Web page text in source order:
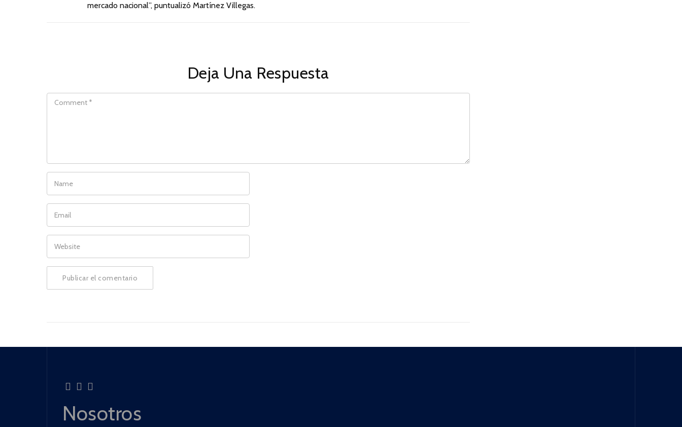
mercado nacional”, puntualizó Martínez Villegas.
Deja Una Respuesta
COMMENT
NAME
EMAIL
WEBSITE
Nosotros